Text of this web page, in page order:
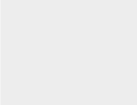
do Canaltech.